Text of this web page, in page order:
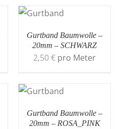
Gurtband Baumwolle –
20mm – SCHWARZ
2,50€ pro Meter
Gurtband Baumwolle –
20mm – ROSA_PINK